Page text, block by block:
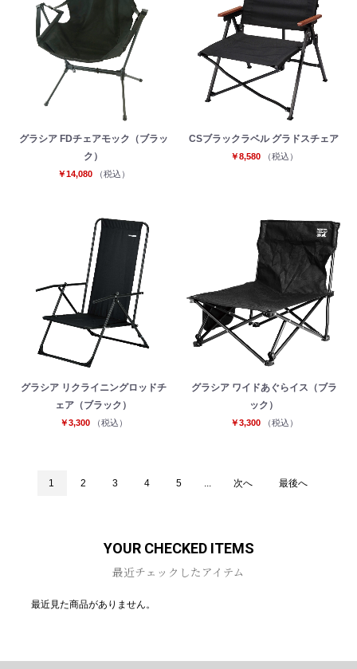
グラシア FDチェアモック（ブラッ
ク）
￥14,080 （税込）
CSブラックラベル グラドスチェア
￥8,580 （税込）
グラシア リクライニングロッドチ
ェア（ブラック）
￥3,300 （税込）
グラシア ワイドあぐらイス（ブラ
ック）
￥3,300 （税込）
1 2 3 4 5 次へ 最後へ
YOUR CHECKED ITEMS
最近チェックしたアイテム
最近見た商品がありません。